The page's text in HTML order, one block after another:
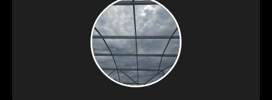
– Davenport Dag 22